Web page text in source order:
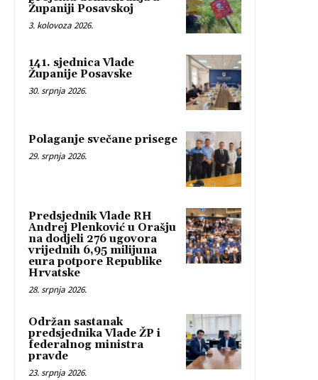
Županiji Posavskoj
3. kolovoza 2026.
141. sjednica Vlade
Županije Posavske
30. srpnja 2026.
Polaganje svečane prisege
29. srpnja 2026.
Predsjednik Vlade RH
Andrej Plenković u Orašju
na dodjeli 276 ugovora
vrijednih 6,95 milijuna
eura potpore Republike
Hrvatske
28. srpnja 2026.
Održan sastanak
predsjednika Vlade ŽP i
federalnog ministra
pravde
23. srpnja 2026.